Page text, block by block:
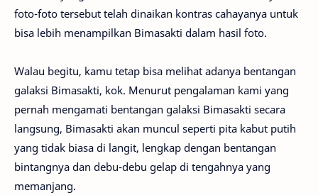
foto-foto tersebut telah dinaikan kontras cahayanya untuk
bisa lebih menampilkan Bimasakti dalam hasil foto.
Walau begitu, kamu tetap bisa melihat adanya bentangan
galaksi Bimasakti, kok. Menurut pengalaman kami yang
pernah mengamati bentangan galaksi Bimasakti secara
langsung, Bimasakti akan muncul seperti pita kabut putih
yang tidak biasa di langit, lengkap dengan bentangan
bintangnya dan debu-debu gelap di tengahnya yang
memanjang.